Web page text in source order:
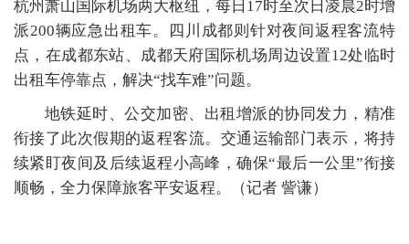
杭州萧山国际机场两大枢纽，每日17时至次日凌晨2时增
派200辆应急出租车。四川成都则针对夜间返程客流特
点，在成都东站、成都天府国际机场周边设置12处临时
出租车停靠点，解决“找车难”问题。
地铁延时、公交加密、出租增派的协同发力，精准
衔接了此次假期的返程客流。交通运输部门表示，将持
续紧盯夜间及后续返程小高峰，确保“最后一公里”衔接
顺畅，全力保障旅客平安返程。（记者 訾谦）